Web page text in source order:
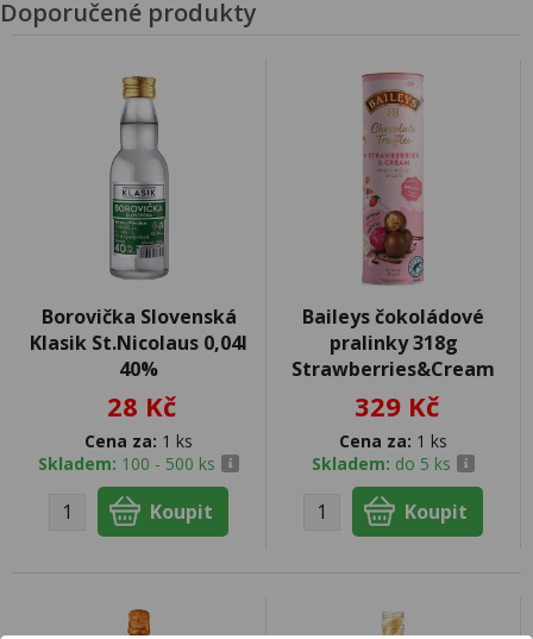
Doporučené produkty
Borovička Slovenská
Klasik St.Nicolaus 0,04l
40%
28 Kč
Cena za: 1 ks
Skladem: 100 - 500 ks
Baileys čokoládové
pralinky 318g
Strawberries&Cream
329 Kč
Cena za: 1 ks
Skladem: do 5 ks